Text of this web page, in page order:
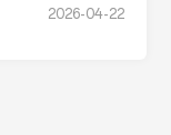
2026-04-22